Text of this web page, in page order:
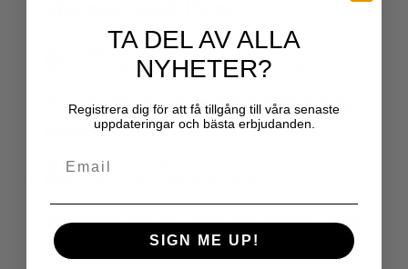
Lägg till i varukorg
Hjärta Hängande Världens bästa
pappa Sand 15cm
kr Lägg till i varukorg
Presentlapp Hjärta Morfar/Farfar
9cm
TA DEL AV ALLA
NYHETER?
Registrera dig för att få tillgång till våra senaste
uppdateringar och bästa erbjudanden.
SIGN ME UP!